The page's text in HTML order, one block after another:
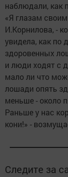
наблюдали, как
«Я глазам
И.Корнилова, -
увидела, как по
здоровенных
и люди ходят с
мало ли что
лошади опять
меньше - около
Раньше у нас
кони!» -
Следите за